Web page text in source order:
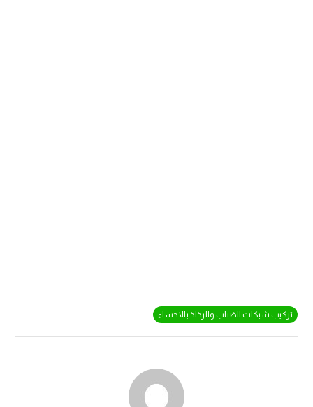
تركيب شبكات الضباب والرذاذ بالاحساء